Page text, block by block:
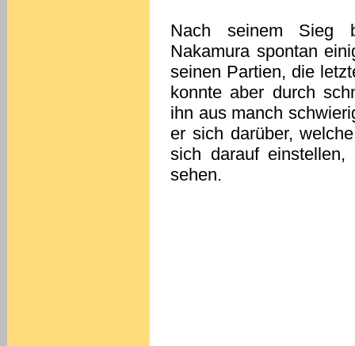
Nach seinem Sieg
Nakamura spontan
seinen Partien, die
konnte aber durch
ihn aus manch
er sich darüber,
sich darauf
sehen.